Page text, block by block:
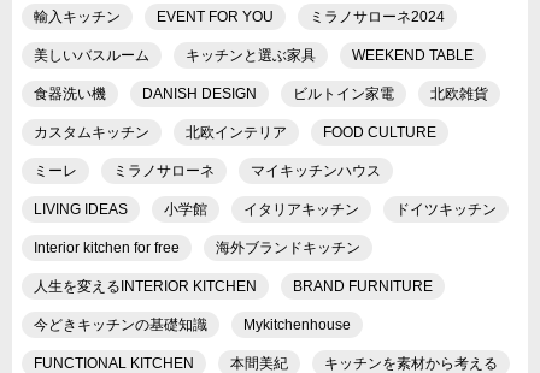
輸入キッチン EVENT FOR YOU ミラノサローネ2024
美しいバスルーム キッチンと選ぶ家具 WEEKEND TABLE
食器洗い機 DANISH DESIGN ビルトイン家電 北欧雑貨
カスタムキッチン 北欧インテリア FOOD CULTURE
ミーレ ミラノサローネ マイキッチンハウス
LIVING IDEAS 小学館 イタリアキッチン ドイツキッチン
Interior kitchen for free 海外ブランドキッチン
人生を変えるINTERIOR KITCHEN BRAND FURNITURE
今どきキッチンの基礎知識 Mykitchenhouse
FUNCTIONAL KITCHEN 本間美紀 キッチンを素材から考える